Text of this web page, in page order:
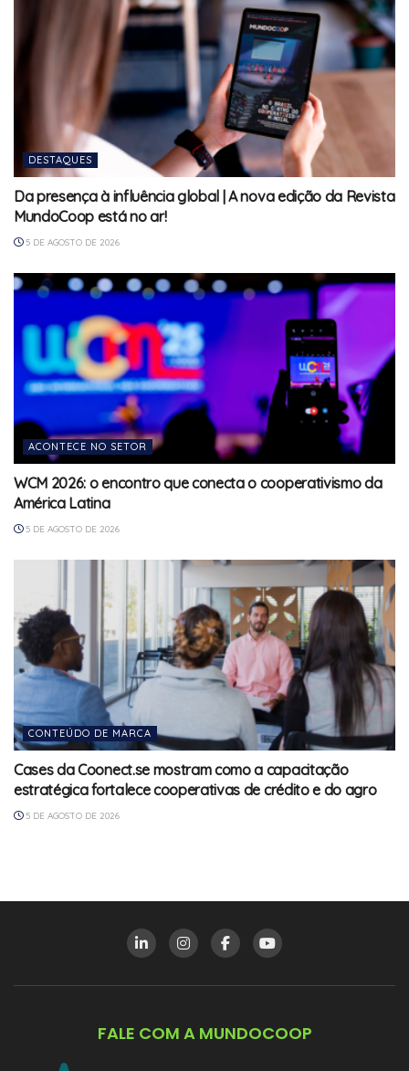
DESTAQUES
Da presença à influência global | A nova edição da Revista
MundoCoop está no ar!
5 DE AGOSTO DE 2026
ACONTECE NO SETOR
WCM 2026: o encontro que conecta o cooperativismo da
América Latina
5 DE AGOSTO DE 2026
CONTEÚDO DE MARCA
Cases da Coonect.se mostram como a capacitação
estratégica fortalece cooperativas de crédito e do agro
5 DE AGOSTO DE 2026
FALE COM A MUNDOCOOP